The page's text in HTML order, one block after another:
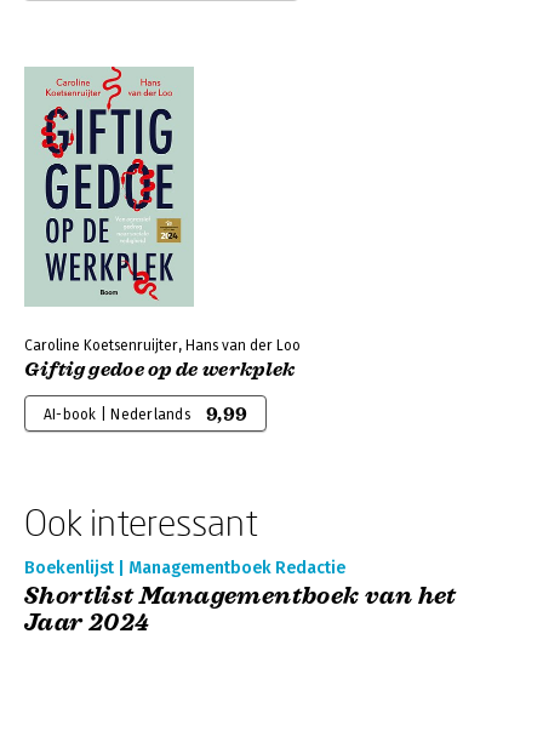
Caroline Koetsenruijter, Hans van der Loo
Giftig gedoe op de werkplek
AI-book | Nederlands 9,99
Ook interessant
Boekenlijst | Managementboek Redactie
Shortlist Managementboek van het
Jaar 2024